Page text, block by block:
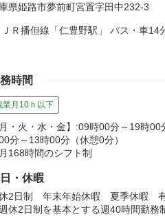
県姫路市夢前町宮置字田中232-3
ＪＲ播但線「仁豊野駅」 バス・車14
時間
業月10ｈ以下
月・火・水・金】:09時00分～19時
分～13時00分（休憩0分）
168時間のシフト制
・休暇
2日制 年末年始休暇 夏季休暇
休2日制を基本とする週40時間勤務